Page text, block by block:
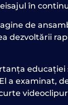
în
de
dezvoltării
educației
a examinat,